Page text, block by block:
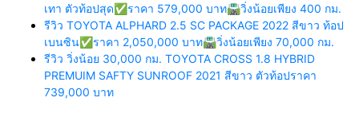
เทา ตัวท้อปสุด✅ราคา 579,000 บาท🛣️วิ่งน้อยเพียง 400 กม.
รีวิว TOYOTA ALPHARD 2.5 SC PACKAGE 2022 สีขาว ท้อป
เบนซิน✅ราคา 2,050,000 บาท🛣️วิ่งน้อยเพียง 70,000 กม.
รีวิว วิ่งน้อย 30,000 กม. TOYOTA CROSS 1.8 HYBRID
PREMUIM SAFTY SUNROOF 2021 สีขาว ตัวท้อปราคา
739,000 บาท